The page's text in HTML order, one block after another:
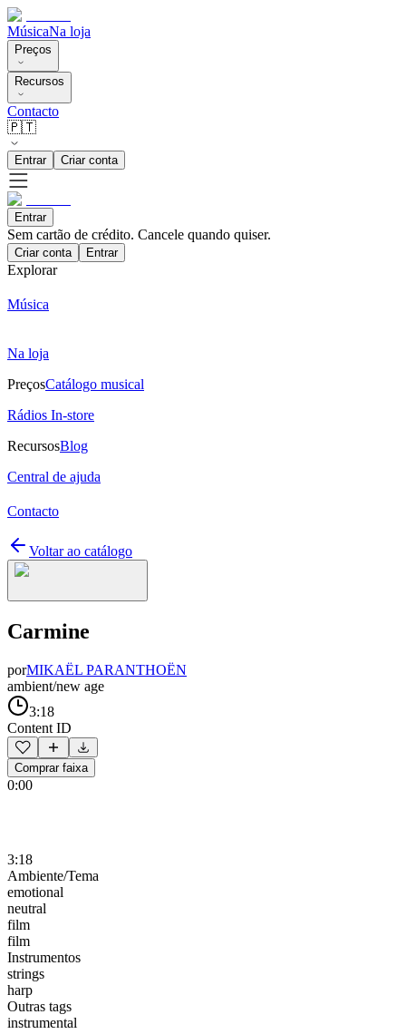
MúsicaNa loja
Preços
Recursos
Contacto
🇵🇹
Entrar Criar conta
Entrar
Sem cartão de crédito. Cancele quando quiser.
Criar conta Entrar
Explorar
Música
Na loja
PreçosCatálogo musical
Rádios In-store
RecursosBlog
Central de ajuda
Contacto
Voltar ao catálogo
Carmine
porMIKAËL PARANTHOËN
ambient/new age
3:18
Content ID
Comprar faixa
0:00
3:18
Ambiente/Tema
emotional
neutral
film
film
Instrumentos
strings
harp
Outras tags
instrumental